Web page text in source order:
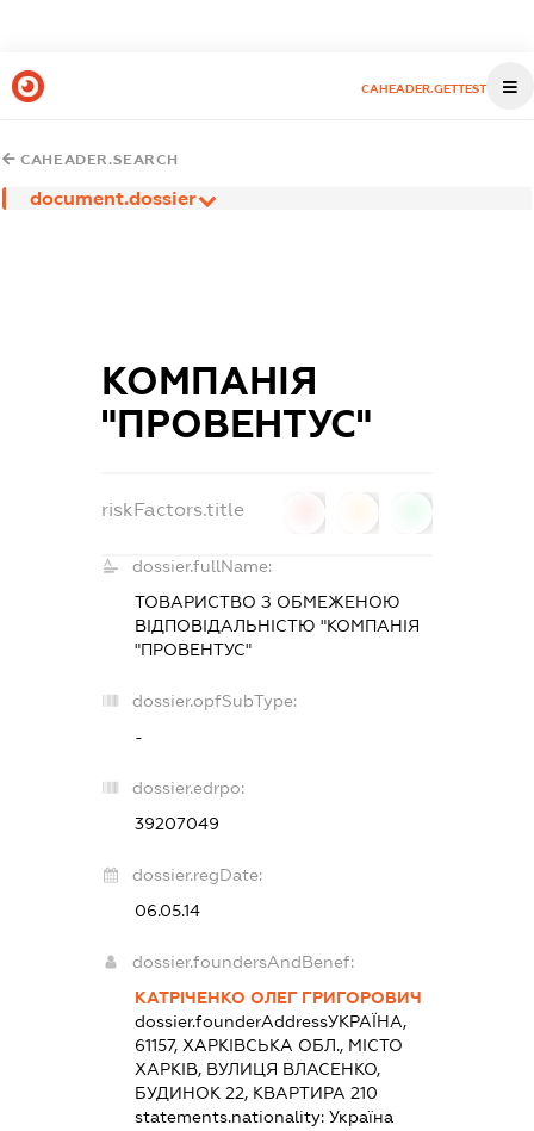
CAHEADER.GETTEST
CAHEADER.SEARCH
document.dossier
КОМПАНІЯ
"ПРОВЕНТУС"
riskFactors.title
dossier.fullName:
ТОВАРИСТВО З ОБМЕЖЕНОЮ
ВІДПОВІДАЛЬНІСТЮ "КОМПАНІЯ
"ПРОВЕНТУС"
dossier.opfSubType:
-
dossier.edrpo:
39207049
dossier.regDate:
06.05.14
dossier.foundersAndBenef:
КАТРІЧЕНКО ОЛЕГ ГРИГОРОВИЧ
dossier.founderAddressУКРАЇНА,
61157, ХАРКІВСЬКА ОБЛ., МІСТО
ХАРКІВ, ВУЛИЦЯ ВЛАСЕНКО,
БУДИНОК 22, КВАРТИРА 210
statements.nationality: Україна